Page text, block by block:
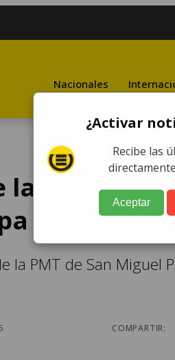
Nacionales
PMT es
la PMT de San Miguel
COMPARTIR:
¿Activar
Recibe las
Aceptar